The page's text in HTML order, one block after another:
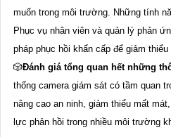
muốn trong môi trường. Những tính
Phục vụ nhân viên và quản lý phản
pháp phục hồi khẩn cấp để giảm thiểu
🎲Đánh giá tổng quan hết những
thống camera giám sát có tầm quan
nâng cao an ninh, giảm thiểu mất
lực phản hồi trong nhiều môi trường